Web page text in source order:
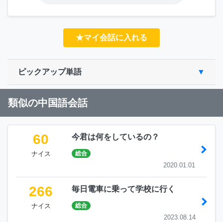
★マイ会話に入れる
ピックアップ単語
類似の中国語会話
60
ナイス
今君は何をしているの？
総合
2020.01.01
266
ナイス
毎日電車に乗って学校に行く
総合
2023.08.14